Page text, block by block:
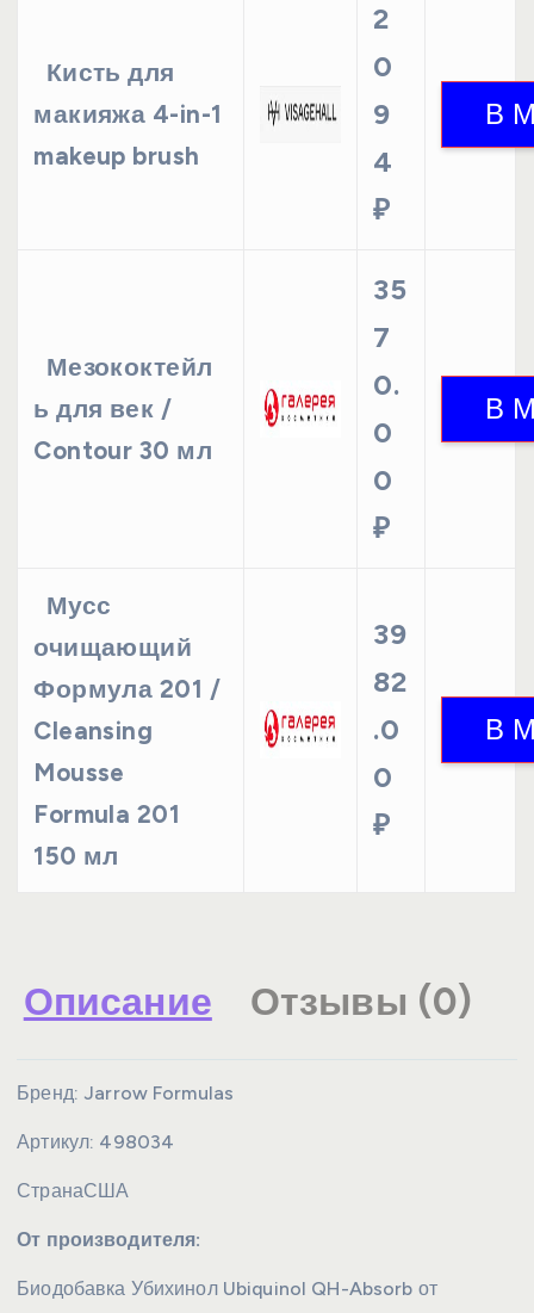
Кисть для
макияжа 4-in-1
makeup brush
2
0
9
4
₽
Мезококтейл
ь для век /
Contour 30 мл
35
7
0.
0
0
₽
Мусс
очищающий
Формула 201 /
Cleansing
Mousse
Formula 201
150 мл
39
82
.0
0
₽
Описание Отзывы (0)
Бренд: Jarrow Formulas
Артикул: 498034
СтранаСША
От производителя:
Биодобавка Убихинол Ubiquinol QH-Absorb от